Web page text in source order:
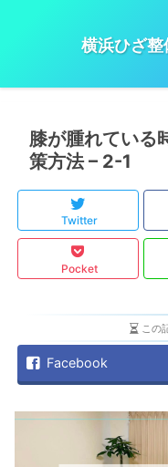
横浜ひざ
膝が腫れている
策方法 – 2-1
Twitter
Pocket
この
Facebook